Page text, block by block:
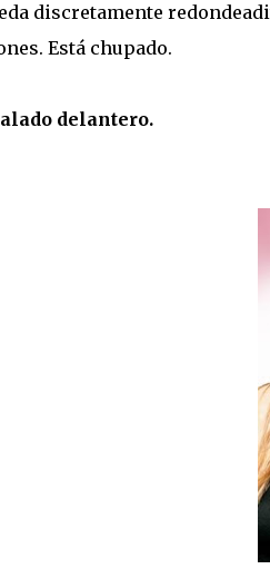
discretamente
Está chupado.
delantero.